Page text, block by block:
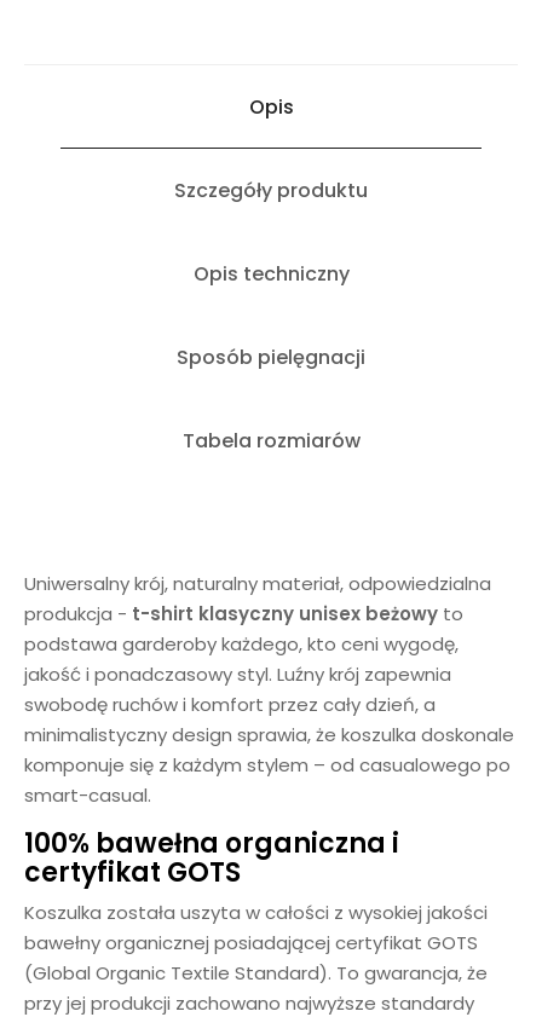
Opis
Szczegóły produktu
Opis techniczny
Sposób pielęgnacji
Tabela rozmiarów
Uniwersalny krój, naturalny materiał, odpowiedzialna
produkcja - t-shirt klasyczny unisex beżowy to
podstawa garderoby każdego, kto ceni wygodę,
jakość i ponadczasowy styl. Luźny krój zapewnia
swobodę ruchów i komfort przez cały dzień, a
minimalistyczny design sprawia, że koszulka doskonale
komponuje się z każdym stylem – od casualowego po
smart-casual.
100% bawełna organiczna i
certyfikat GOTS
Koszulka została uszyta w całości z wysokiej jakości
bawełny organicznej posiadającej certyfikat GOTS
(Global Organic Textile Standard). To gwarancja, że
przy jej produkcji zachowano najwyższe standardy